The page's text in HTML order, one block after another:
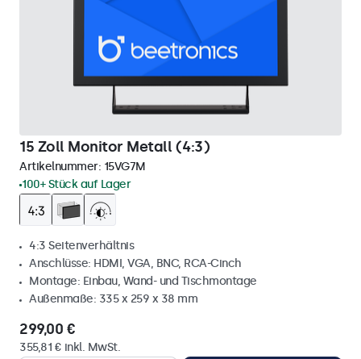
15 Zoll Monitor Metall (4:3)
Artikelnummer: 15VG7M
100+ Stück auf Lager
4:3 Seitenverhältnis
Anschlüsse: HDMI, VGA, BNC, RCA-Cinch
Montage: Einbau, Wand- und Tischmontage
Außenmaße: 335 x 259 x 38 mm
299,00 €
355,81 € inkl. MwSt.